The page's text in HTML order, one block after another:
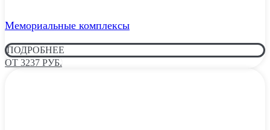
Мемориальные комплексы
ПОДРОБНЕЕ
ОТ 3237 РУБ.